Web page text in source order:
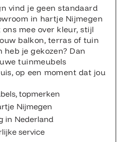
vind je geen standaard
in hartje Nijmegen
mee over kleur, stijl
balkon, terras of tuin
heb je gekozen? Dan
tuinmeubels
op een moment dat jou
topmerken
Nijmegen
in Nederland
service